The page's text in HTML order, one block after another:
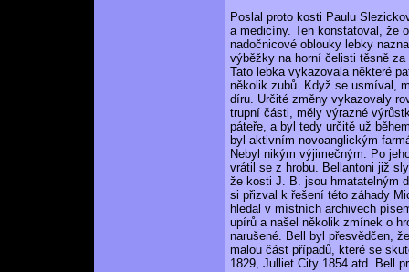
Poslal proto kosti Paulu
a medicíny. Ten konstatoval, že
nadočnicové oblouky lebky
výběžky na horní čelisti těsně
Tato lebka vykazovala některé
několik zubů. Když se usmíval,
díru. Určité změny vykazovaly
trupní části, měly výrazné
páteře, a byl tedy určitě už
byl aktivním novoanglickým
Nebyl nikým výjimečným. Po
vrátil se z hrobu. Bellantoni již
že kosti J. B. jsou hmatatelným
si přizval k řešení této záhady
hledal v místních archivech
upírů a našel několik zmínek o
narušené. Bell byl přesvědčen,
malou část případů, které se
1829, Julliet City 1854 atd. Bell